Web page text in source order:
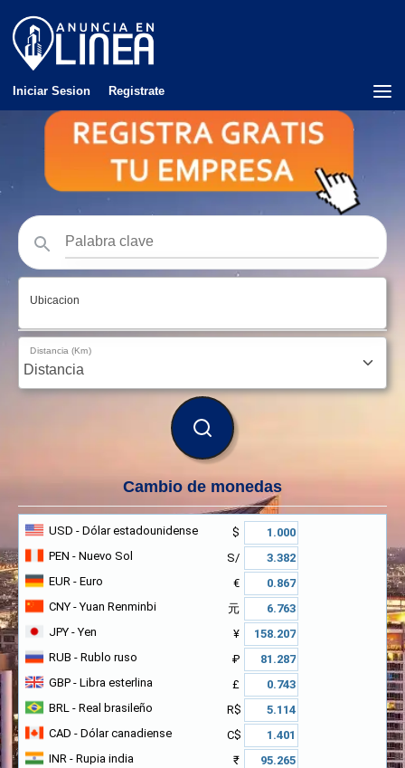
Iniciar Sesion Registrate
Ubicacion
Distancia (Km)
BUSCAR
Cambio de monedas
USD - Dólar estadounidense
$
PEN - Nuevo Sol
S/
EUR - Euro
€
CNY - Yuan Renminbi
元
JPY - Yen
¥
RUB - Rublo ruso
₽
GBP - Libra esterlina
£
BRL - Real brasileño
R$
CAD - Dólar canadiense
C$
INR - Rupia india
₹